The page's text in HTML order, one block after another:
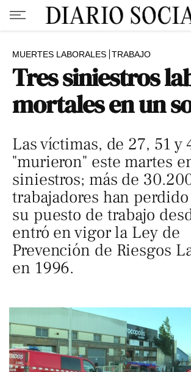
MUERTES LABORALES TRABAJO
Tres siniestros
mortales en un
Las víctimas, de 27, 51 y
"murieron" este martes
siniestros; más de
trabajadores han
su puesto de trabajo
entró en vigor la Ley de
Prevención de Riesgos
en 1996.